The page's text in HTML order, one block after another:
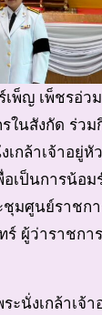
พ็ญ เพ็ชรอ่ว
ในสังกัด ร่ว
กล้าเจ้าอยู่หั
เป็นการน้อม
ศูนย์ราชกา
ผู้ว่าราชกา
ะนั่งเกล้าเจ้